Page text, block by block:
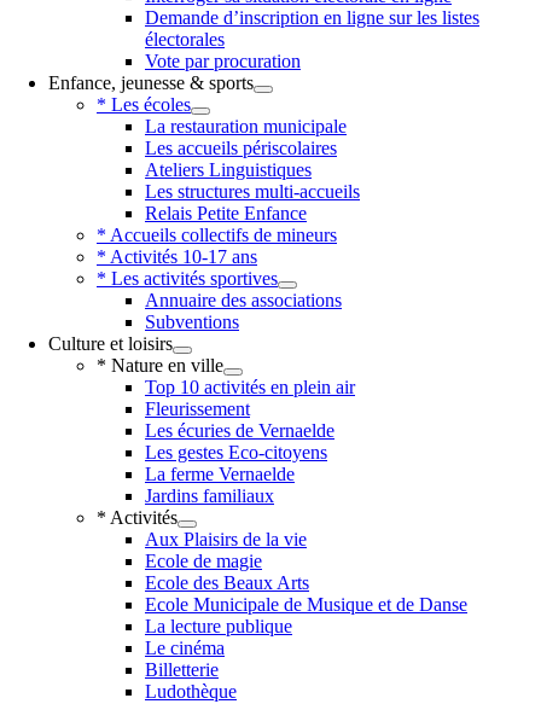
Demande d’inscription en ligne sur les listes
électorales
Vote par procuration
Enfance, jeunesse & sports
* Les écoles
La restauration municipale
Les accueils périscolaires
Ateliers Linguistiques
Les structures multi-accueils
Relais Petite Enfance
* Accueils collectifs de mineurs
* Activités 10-17 ans
* Les activités sportives
Annuaire des associations
Subventions
Culture et loisirs
* Nature en ville
Top 10 activités en plein air
Fleurissement
Les écuries de Vernaelde
Les gestes Eco-citoyens
La ferme Vernaelde
Jardins familiaux
* Activités
Aux Plaisirs de la vie
Ecole de magie
Ecole des Beaux Arts
Ecole Municipale de Musique et de Danse
La lecture publique
Le cinéma
Billetterie
Ludothèque